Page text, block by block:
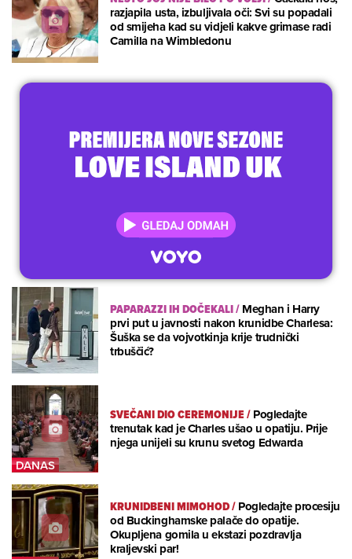
razjapila usta, izbuljivala oči: Svi su popadali
od smijeha kad su vidjeli kakve grimase radi
Camilla na Wimbledonu
PAPARAZZI IH DOČEKALI/Meghan i Harry
prvi put u javnosti nakon krunidbe Charlesa:
Šuška se da vojvotkinja krije trudnički
trbuščić?
SVEČANI DIO CEREMONIJE/Pogledajte
trenutak kad je Charles ušao u opatiju. Prije
njega unijeli su krunu svetog Edwarda
KRUNIDBENI MIMOHOD/Pogledajte procesiju
od Buckinghamske palače do opatije.
Okupljena gomila u ekstazi pozdravlja
kraljevski par!